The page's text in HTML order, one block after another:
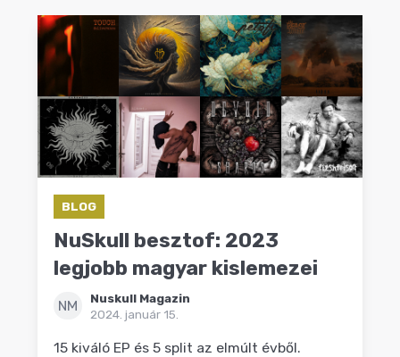
INTERJÚK
PREMIEREK
KULT
MÁSVILÁG
BLOGBLOG
NuSkull besztof: 2023
legjobb magyar kislemezei
NM
Nuskull Magazin
2024. január 15.
15 kiváló EP és 5 split az elmúlt évből.